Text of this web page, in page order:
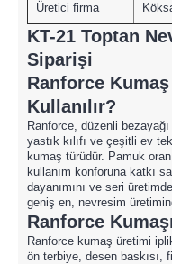
Üretici firma
KT-21 Toptan
Siparişi
Ranforce
Kullanılır?
Ranforce, düzenli
yastık kılıfı ve çeşitli ev
kumaş türüdür. Pamuk
kullanım konforuna katkı
dayanımını ve seri
geniş en, nevresim
Ranforce
Ranforce kumaş üretimi
ön terbiye, desen baskısı,